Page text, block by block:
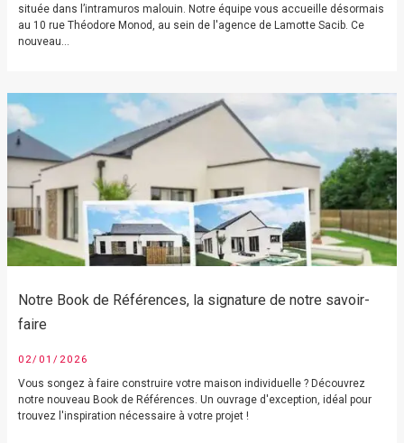
située dans l’intramuros malouin. Notre équipe vous accueille désormais
au 10 rue Théodore Monod, au sein de l'agence de Lamotte Sacib. Ce
nouveau...
Notre Book de Références, la signature de notre savoir-
faire
02/01/2026
Vous songez à faire construire votre maison individuelle ? Découvrez
notre nouveau Book de Références. Un ouvrage d'exception, idéal pour
trouvez l'inspiration nécessaire à votre projet !